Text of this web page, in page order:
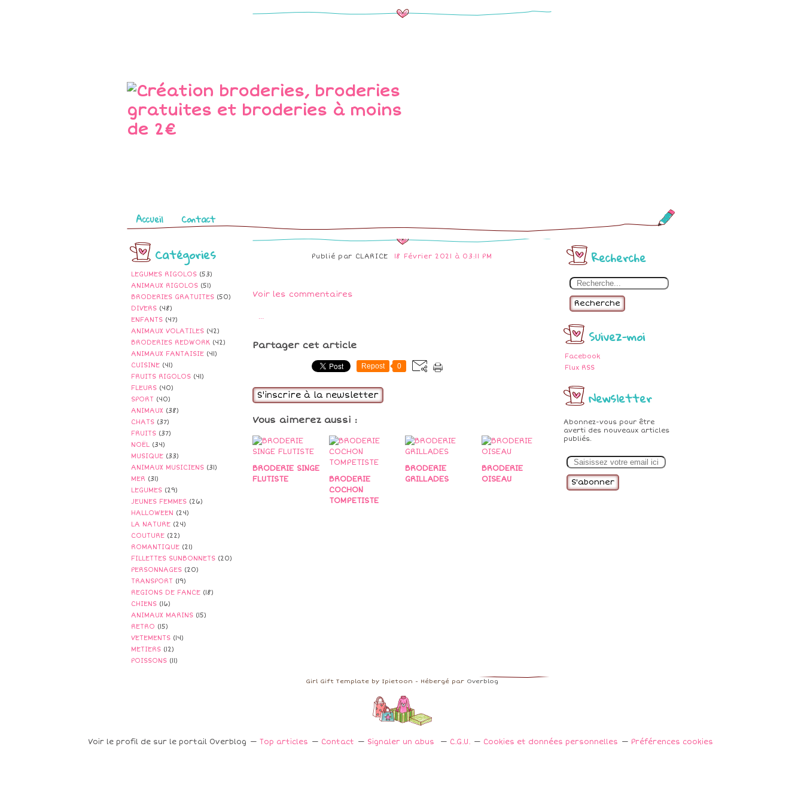
Pages
Accueil Contact
Catégories
LEGUMES RIGOLOS (53)
ANIMAUX RIGOLOS (51)
BRODERIES GRATUITES (50)
DIVERS (48)
ENFANTS (47)
ANIMAUX VOLATILES (42)
BRODERIES REDWORK (42)
ANIMAUX FANTAISIE (41)
CUISINE (41)
FRUITS RIGOLOS (41)
FLEURS (40)
SPORT (40)
ANIMAUX (38)
CHATS (37)
FRUITS (37)
NOËL (34)
MUSIQUE (33)
ANIMAUX MUSICIENS (31)
MER (31)
LEGUMES (29)
JEUNES FEMMES (26)
HALLOWEEN (24)
LA NATURE (24)
COUTURE (22)
ROMANTIQUE (21)
FILLETTES SUNBONNETS (20)
PERSONNAGES (20)
TRANSPORT (19)
REGIONS DE FANCE (18)
CHIENS (16)
ANIMAUX MARINS (15)
RETRO (15)
VETEMENTS (14)
METIERS (12)
POISSONS (11)
Recherche
Recherche
Suivez-moi
Facebook
Flux RSS
Newsletter
Abonnez-vous pour être
averti des nouveaux articles
publiés.
m
Publié par CLARICE 18 Février 2021 à 03:11 PM
Voir les commentaires
…
Partager cet article
Repost 0
S'inscrire à la newsletter
Vous aimerez aussi :
BRODERIE SINGE
FLUTISTE
BRODERIE
COCHON
TOMPETISTE
BRODERIE
GRILLADES
BRODERIE
OISEAU
Girl Gift Template by Ipietoon - Hébergé par Overblog
Voir le profil de sur le portail Overblog Top articles Contact Signaler un abus C.G.U. Cookies et données personnelles Préférences cookies